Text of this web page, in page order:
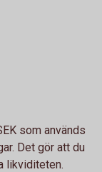
som används
Det gör att du
likviditeten.